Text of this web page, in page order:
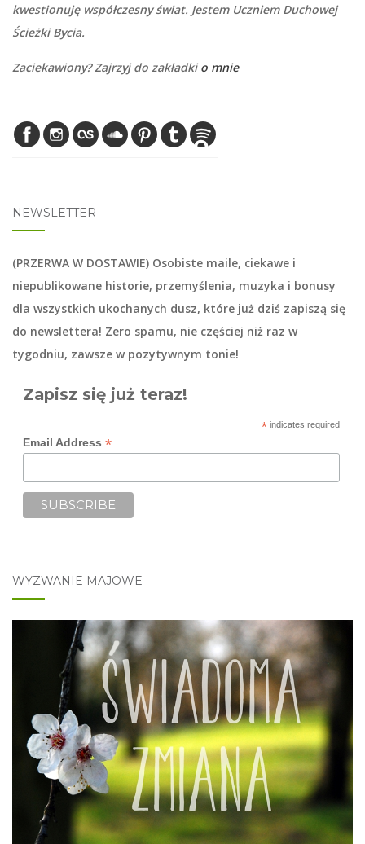
kwestionuję współczesny świat. Jestem Uczniem Duchowej
Ścieżki Bycia.
Zaciekawiony? Zajrzyj do zakładkio mnie
NEWSLETTER
(PRZERWA W DOSTAWIE) Osobiste maile, ciekawe i
niepublikowane historie, przemyślenia, muzyka i bonusy
dla wszystkich ukochanych dusz, które już dziś zapiszą się
do newslettera! Zero spamu, nie częściej niż raz w
tygodniu, zawsze w pozytywnym tonie!
Zapisz się już teraz!
*indicates required
Email Address *
WYZWANIE MAJOWE